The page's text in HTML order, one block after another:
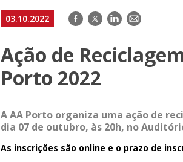
03.10.2022 Facebook
TwitterLinkedIn
E-
Ação de
Porto 2022
A AA Porto organiza uma ação de
dia 07 de outubro, às 20h, no
As inscrições são online e o prazo de